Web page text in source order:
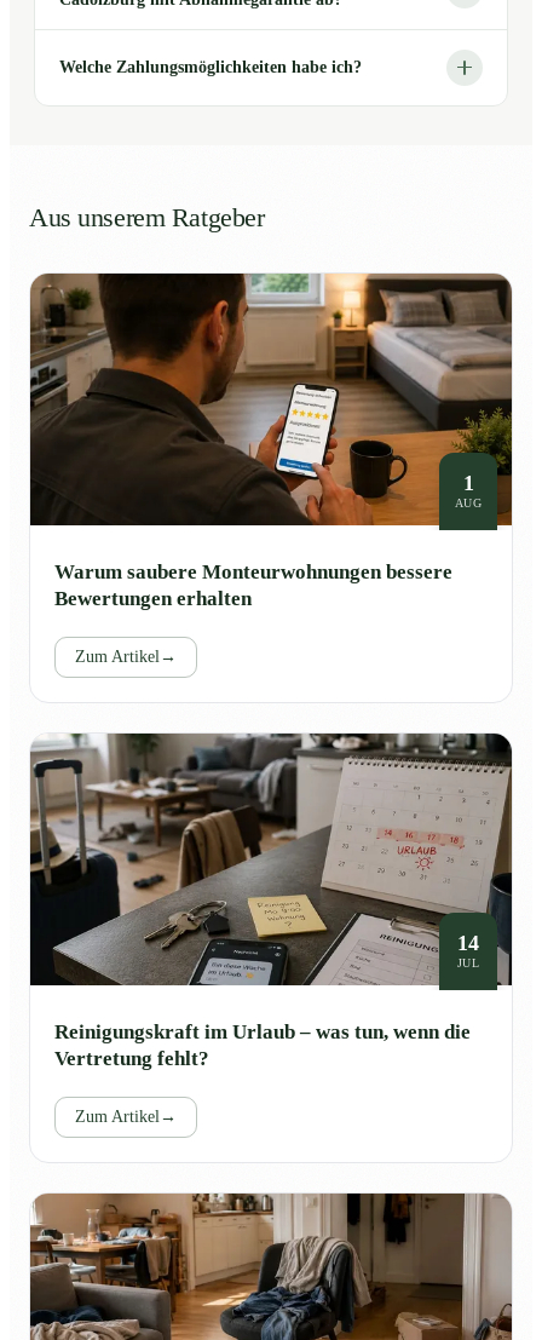
Welche Zahlungsmöglichkeiten habe ich?
Aus unserem Ratgeber
1
AUG
Warum saubere Monteurwohnungen bessere
Bewertungen erhalten
Zum Artikel →
14
JUL
Reinigungskraft im Urlaub – was tun, wenn die
Vertretung fehlt?
Zum Artikel →